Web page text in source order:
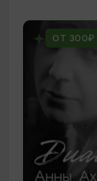
ОТ 300₽